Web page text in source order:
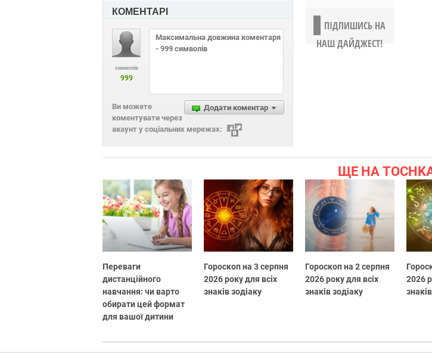
КОМЕНТАРІ
символів
999
Додати коментар
Ви можете
коментувати через
акаунт у соціальних мережах:
ПІДПИШИСЬ НА
НАШ ДАЙДЖЕСТ!
ЩЕ НА
Переваги
дистанційного
навчання: чи варто
обирати цей формат
для вашої дитини
Гороскоп на 3 серпня
2026 року для всіх
знаків зодіаку
Гороскоп на 2 серпня
2026 року для всіх
знаків зодіаку
2026